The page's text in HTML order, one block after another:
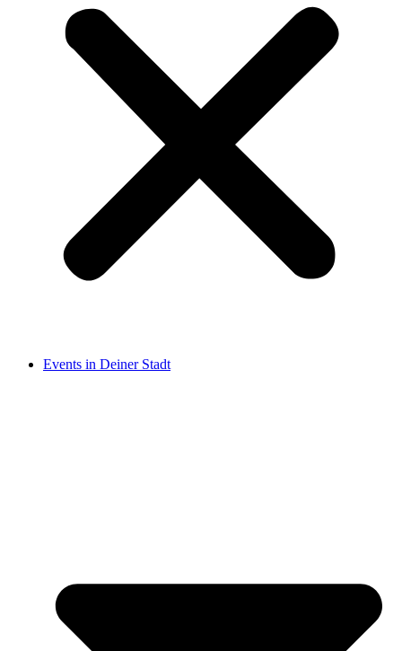
Events in Deiner Stadt